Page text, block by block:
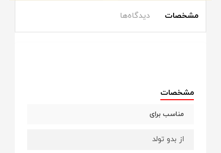
مشخصات دیدگاه‌ها
مشخصات
مناسب برای
از بدو تولد